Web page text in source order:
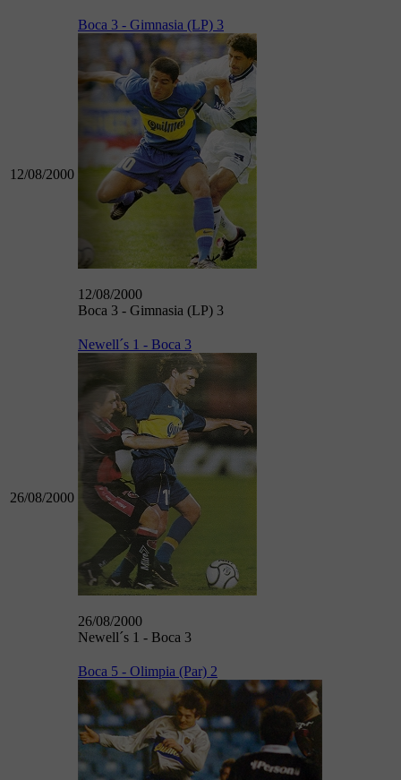
12/08/2000
Boca 3 - Gimnasia (LP) 3
12/08/2000
Boca 3 - Gimnasia (LP) 3
26/08/2000
Newell´s 1 - Boca 3
26/08/2000
Newell´s 1 - Boca 3
Boca 5 - Olimpia (Par) 2